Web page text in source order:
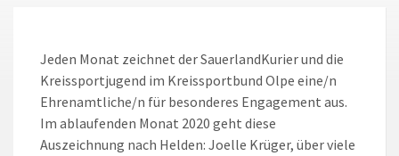
Jeden Monat zeichnet der SauerlandKurier und die
Kreissportjugend im Kreissportbund Olpe eine/n
Ehrenamtliche/n für besonderes Engagement aus.
Im ablaufenden Monat 2020 geht diese
Auszeichnung nach Helden: Joelle Krüger, über viele